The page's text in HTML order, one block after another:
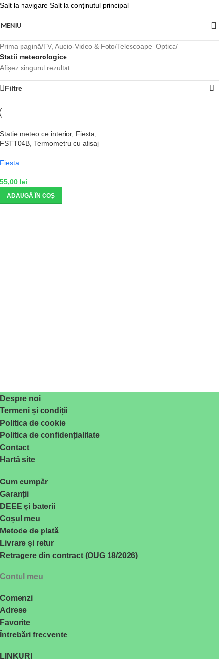
Salt la navigare Salt la conținutul principal
MENIU
Prima pagină/TV, Audio-Video & Foto/Telescoape, Optica/
Statii meteorologice
Afișez singurul rezultat
Filtre
Statie meteo de interior, Fiesta,
FSTT04B, Termometru cu afisaj
Fiesta
55,00 lei
ADAUGĂ ÎN COȘ
Despre noi
Termeni și condiții
Politica de cookie
Politica de confidențialitate
Contact
Hartă site
Cum cumpăr
Garanții
DEEE și baterii
Coșul meu
Metode de plată
Livrare și retur
Retragere din contract (OUG 18/2026)
Contul meu
Comenzi
Adrese
Favorite
Întrebări frecvente
LINKURI